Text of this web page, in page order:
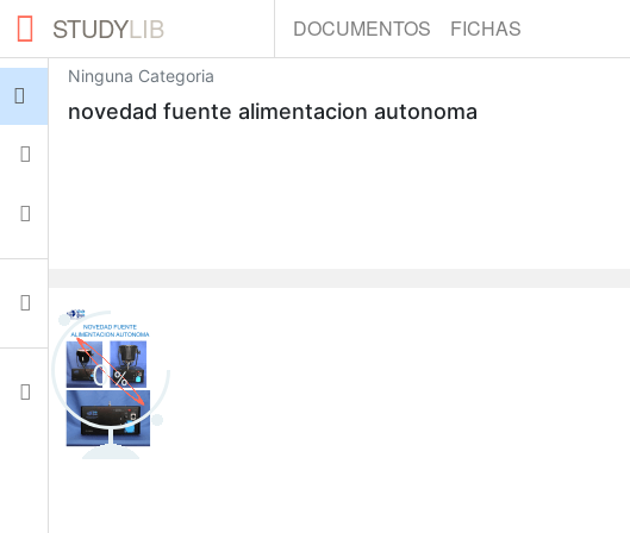
STUDYLIB DOCUMENTOS FICHAS
Ajustes
Ninguna Categoria
novedad fuente alimentacion autonoma
0